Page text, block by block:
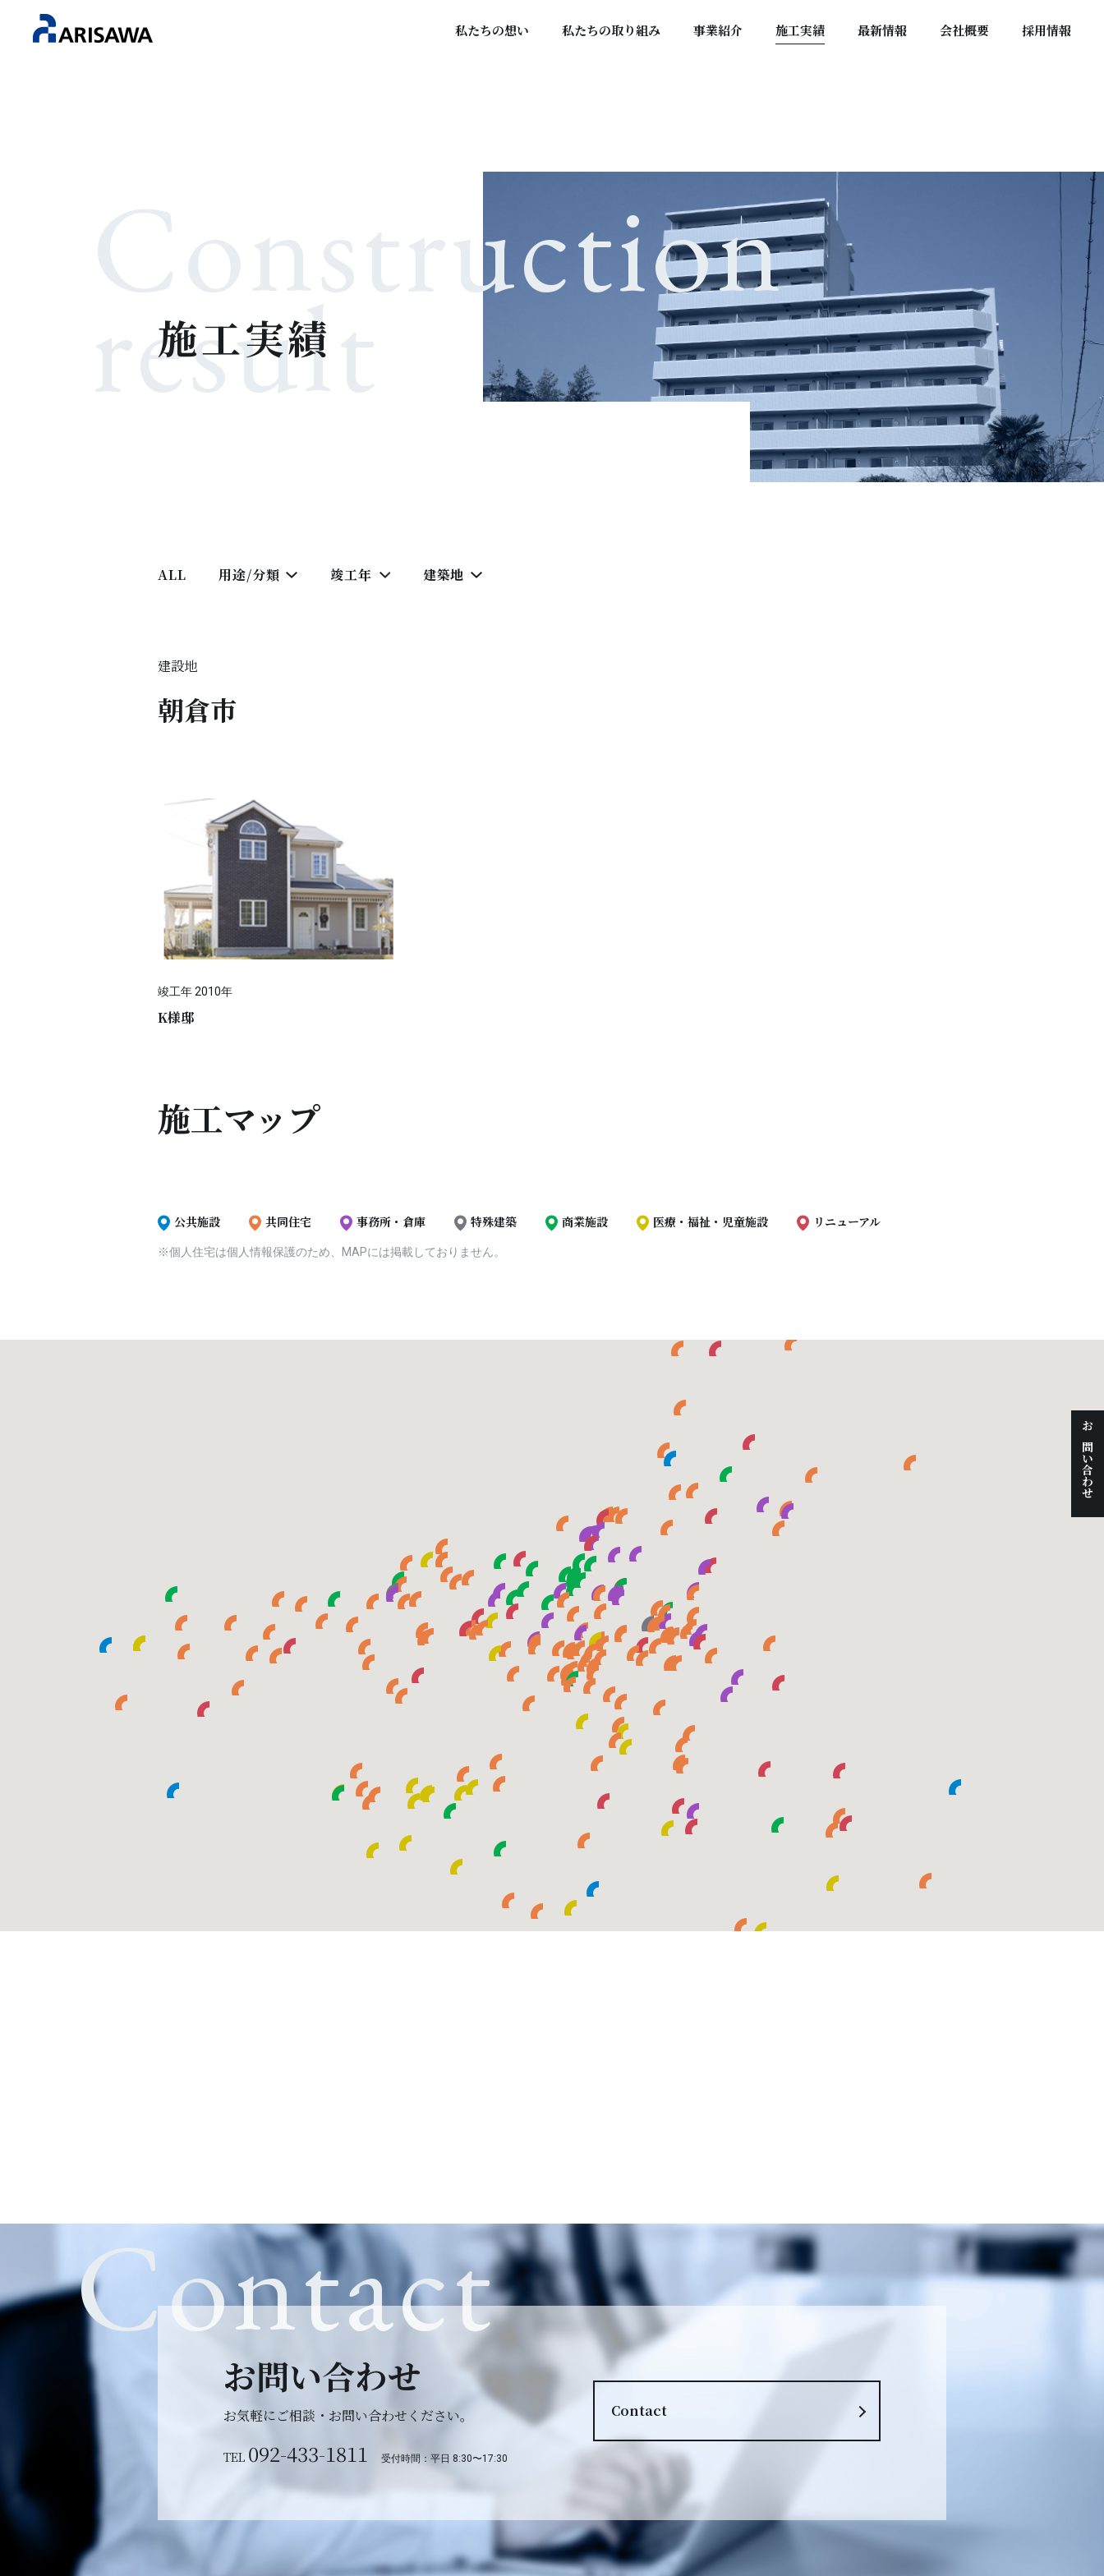
私たちの想い 私たちの取り組み 事業紹介 施工実績 最新情報 会社概要 採用情報
お問い合わせ
Construction
result
施工実績
ALL 用途/分類 竣工年 建築地
建設地
朝倉市
竣工年 2010年
K様邸
施工マップ
公共施設 共同住宅 事務所・倉庫 特殊建築 商業施設 医療・福祉・児童施設 リニューアル
※個人住宅は個人情報保護のため、MAPには掲載しておりません。
Contact
お問い合わせ
お気軽にご相談・ お問い合わせください。
TEL 092-433-1811 受付時間：平日 8:30〜17:30
Contact